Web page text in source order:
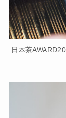
日本茶